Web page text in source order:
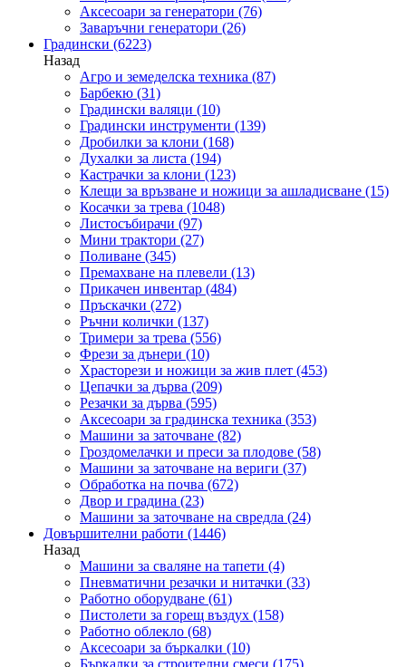
Аксесоари за генератори (76)
Заваръчни генератори (26)
Градински (6223)
Назад
Агро и земеделска техника (87)
Барбекю (31)
Градински валяци (10)
Градински инструменти (139)
Дробилки за клони (168)
Духалки за листа (194)
Кастрачки за клони (123)
Клещи за връзване и ножици за ашладисване (15)
Косачки за трева (1048)
Листосъбирачи (97)
Мини трактори (27)
Поливане (345)
Премахване на плевели (13)
Прикачен инвентар (484)
Пръскачки (272)
Ръчни колички (137)
Тримери за трева (556)
Фрези за дънери (10)
Храсторези и ножици за жив плет (453)
Цепачки за дърва (209)
Резачки за дърва (595)
Аксесоари за градинска техника (353)
Машини за заточване (82)
Гроздомелачки и преси за плодове (58)
Машини за заточване на вериги (37)
Обработка на почва (672)
Двор и градина (23)
Машини за заточване на свредла (24)
Довършителни работи (1446)
Назад
Машини за сваляне на тапети (4)
Пневматични резачки и нитачки (33)
Работно оборудване (61)
Пистолети за горещ въздух (158)
Работно облекло (68)
Аксесоари за бъркалки (10)
Бъркалки за строителни смеси (175)